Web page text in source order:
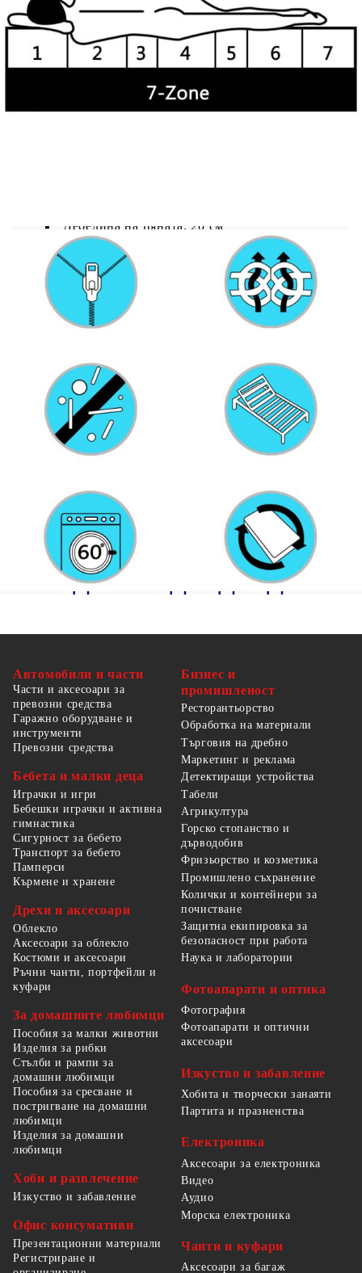
матрака е отворена или свалена.
Цвят на матрака: Бял
Материал: Масивна борова дървесина
(необработена), PU пяна D25
Материал на опаковката на матрака: 100%
полиестер
Дебелина на пяната: 20 см
Височина за спане от земята: 21 см
С 240 пружини на кв.м
С твърдост H3
С 4-странен цип
Необходимо сглобяване: Да
Доставката съдържа:
1 х Дневно легло
Автомобили и части
Части и аксесоари за
превозни средства
Гаражно оборудване и
инструменти
Превозни средства
Бебета и малки деца
Играчки и игри
Бебешки играчки и активна
гимнастика
Сигурност за бебето
Транспорт за бебето
Памперси
Кърмене и хранене
Дрехи и аксесоари
Облекло
Аксесоари за облекло
Костюми и аксесоари
Ръчни чанти, портфейли и
куфари
За домашните любимци
Пособия за малки животни
Изделия за рибки
Стълби и рампи за
домашни любимци
Пособия за сресване и
постригване на домашни
любимци
Изделия за домашни
любимци
Хоби и развлечение
Изкуство и забавление
Офис консумативи
Презентационни материали
Регистриране и
Бизнес и
промишленост
Ресторантьорство
Обработка на материали
Търговия на дребно
Маркетинг и реклама
Детектиращи устройства
Табели
Агрикултура
Горско стопанство и
дърводобив
Фризьорство и козметика
Промишлено съхранение
Колички и контейнери за
почистване
Защитна екипировка за
безопасност при работа
Наука и лаборатории
Фотоапарати и оптика
Фотография
Фотоапарати и оптични
аксесоари
Изкуство и забавление
Хобита и творчески занаяти
Партита и празненства
Електроника
Аксесоари за електроника
Видео
Аудио
Морска електроника
Чанти и куфари
Аксесоари за багаж